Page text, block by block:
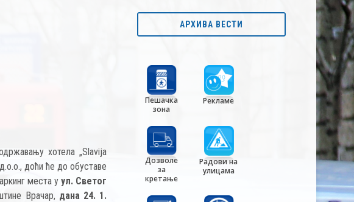
хотела „Slavija
доћи ће до обуставе
места уул. Светог
Врачар, дана 24. 1.
АРХИВА ВЕСТИ
Пешачка
зона
Рекламе
Дозволе
за
кретање
Радови на
улицама